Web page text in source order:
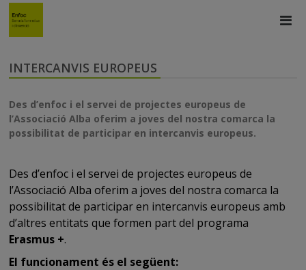
INTERCANVIS EUROPEUS
Des d’enfoc i el servei de projectes europeus de
l’Associació Alba oferim a joves del nostra comarca la
possibilitat de participar en intercanvis europeus.
Des d’enfoc i el servei de projectes europeus de
l’Associació Alba oferim a joves del nostra comarca la
possibilitat de participar en intercanvis europeus amb
d’altres entitats que formen part del programa
Erasmus +.
El funcionament és el següent: